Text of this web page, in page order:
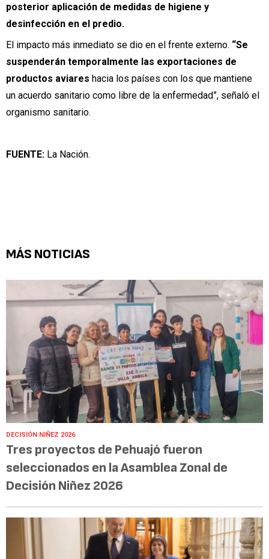
posterior aplicación de medidas de higiene y
desinfección en el predio.
El impacto más inmediato se dio en el frente externo. “Se
suspenderán temporalmente las exportaciones de
productos aviares hacia los países con los que mantiene
un acuerdo sanitario como libre de la enfermedad”, señaló el
organismo sanitario.
FUENTE: La Nación.
MÁS NOTICIAS
DECISIÓN NIÑEZ 2026
Tres proyectos de Pehuajó fueron
seleccionados en la Asamblea Zonal de
Decisión Niñez 2026